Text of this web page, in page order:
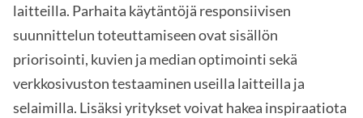
laitteilla. Parhaita käytäntöjä responsiivisen
suunnittelun toteuttamiseen ovat sisällön
priorisointi, kuvien ja median optimointi sekä
verkkosivuston testaaminen useilla laitteilla ja
selaimilla. Lisäksi yritykset voivat hakea inspiraatiota